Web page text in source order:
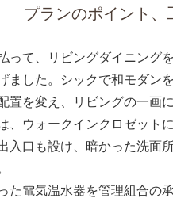
プランのポイント、
って、リビングダイニング
ました。シックで和モダンを
置を変え、リビングの一画
、ウォークインクロゼット
入口も設け、暗かった洗面
た電気温水器を管理組合の